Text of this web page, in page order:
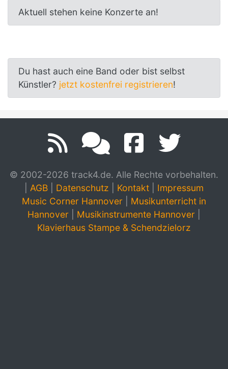
Aktuell stehen keine Konzerte an!
Du hast auch eine Band oder bist selbst
Künstler? jetzt kostenfrei registrieren!
© 2002-2026 track4.de. Alle Rechte vorbehalten.
AGB Datenschutz Kontakt
Impressum
Music Corner Hannover
Musikunterricht in
Hannover
Musikinstrumente Hannover
Klavierhaus Stampe & Schendzielorz